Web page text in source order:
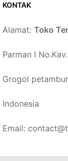
KONTAK
Alamat: Toko
Parman I
Grogol
Indonesia
Email: